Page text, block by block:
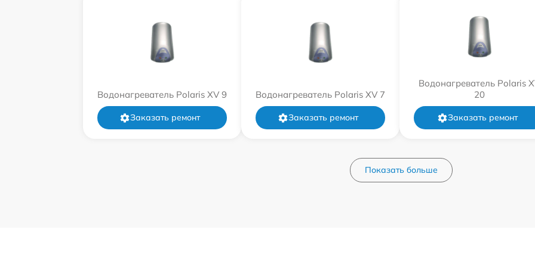
Водонагреватель Polaris XV 9
Заказать ремонт
Водонагреватель Polaris XV 7
Заказать ремонт
Водонагреватель Polaris
20
Заказать ремонт
Показать больше